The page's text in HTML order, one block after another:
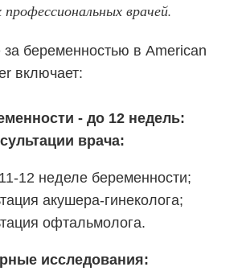
врачей.
беременностью в American
включает:
- до 12 недель:
врача:
12 неделе беременности;
акушера-гинеколога;
офтальмолога.
исследования: